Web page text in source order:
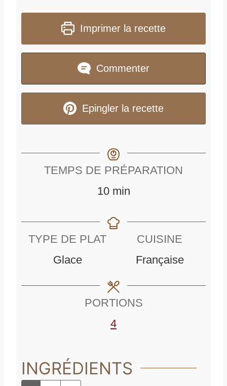
Imprimer la recette
Commenter
Epingler la recette
TEMPS DE PRÉPARATION
10m
n
e
min
TYPE DE PLAT
Glace
CUISINE
Française
PORTIONS
4
INGRÉDIENTS